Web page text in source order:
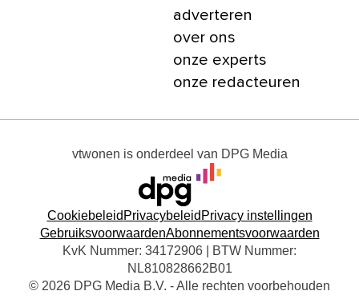
adverteren
over ons
onze experts
onze redacteuren
vtwonen is onderdeel van DPG Media
Cookiebeleid Privacybeleid Privacy instellingen
GebruiksvoorwaardenAbonnementsvoorwaarden
KvK Nummer: 34172906 | BTW Nummer:
NL810828662B01
© 2026 DPG Media B.V. - Alle rechten voorbehouden